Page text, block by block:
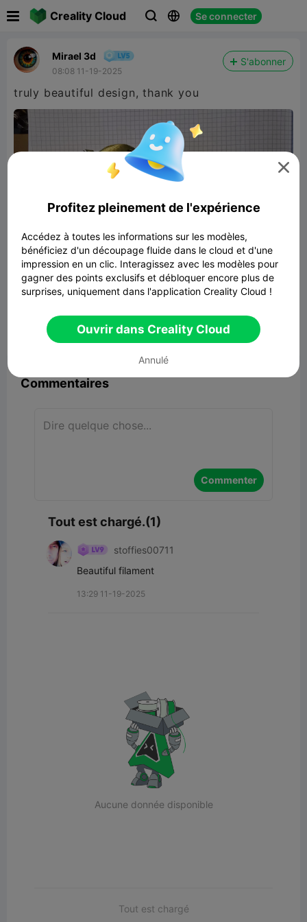
Creality Cloud   Se connecter
Mirael 3d
08:08 11-19-2025
S'abonner
truly beautiful design, thank you
Hollow HORSE Sculpture
Signaler 15  1
Commentaires
Commenter
Tout est chargé.(1)
stoffies00711
Beautiful filament
13:29 11-19-2025
Aucune donnée disponible
Tout est chargé

Profitez pleinement de l'expérience
Accédez à toutes les informations sur les modèles,
bénéficiez d'un découpage fluide dans le cloud et d'une
impression en un clic. Interagissez avec les modèles pour
gagner des points exclusifs et débloquer encore plus de
surprises, uniquement dans l'application Creality Cloud !
Ouvrir dans Creality Cloud
Annulé